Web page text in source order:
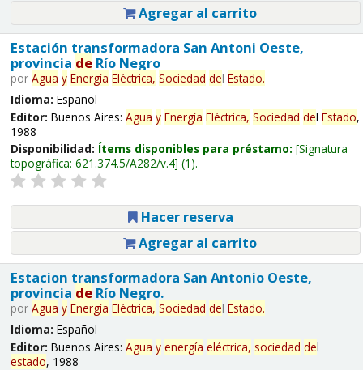
Agregar al carrito
Estación transformadora San Antoni Oeste,
provincia deRío Negro
por Agua y Energía Eléctrica, Sociedad del Estado.
Idioma: Español
Editor: Buenos Aires: Agua y Energía Eléctrica, Sociedad del Estado,
1988
Disponibilidad: Ítems disponibles para préstamo: Signatura
topográfica: 621.374.5/A282/v.4 (1).
Hacer reserva
Agregar al carrito
Estacion transformadora San Antonio Oeste,
provincia deRío Negro.
por Agua y Energía Eléctrica, Sociedad del Estado.
Idioma: Español
Editor: Buenos Aires: Agua y energía eléctrica, sociedad del
estado, 1988